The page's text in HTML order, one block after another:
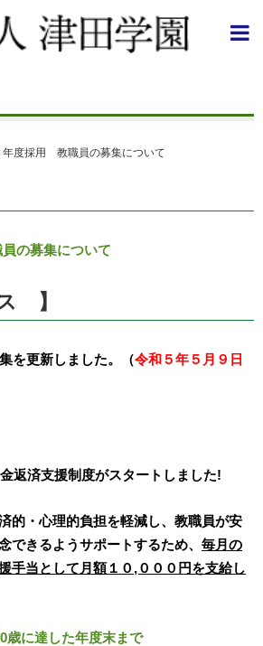
年度採用 教職員の募集について
の募集について
】
を更新しました。（令和５年５月９日
返済支援制度がスタートしました!
的・心理的負担を軽減し、教職員が安
できるようサポートするため、 毎月の
手当として月額１０,０００円を支給し
歳に達した年度末まで